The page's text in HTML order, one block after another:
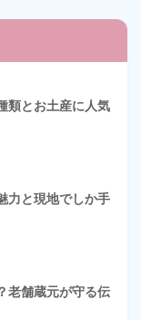
類とお土産に人気
力と現地でしか手
老舗蔵元が守る伝